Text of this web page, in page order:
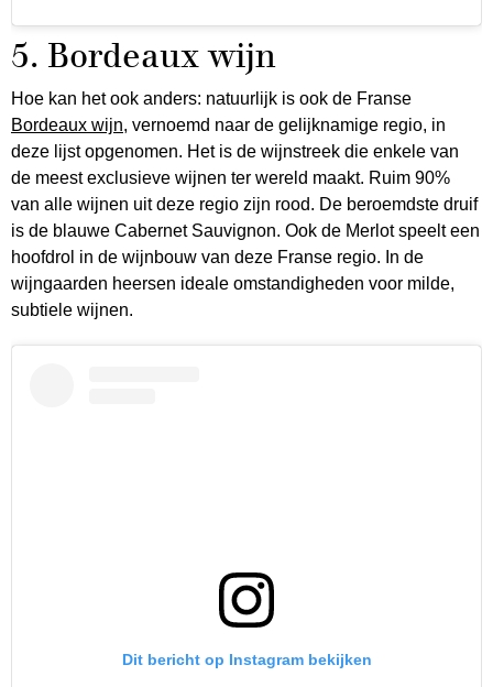
5. Bordeaux wijn
Hoe kan het ook anders: natuurlijk is ook de Franse
Bordeaux wijn, vernoemd naar de gelijknamige regio, in
deze lijst opgenomen. Het is de wijnstreek die enkele van
de meest exclusieve wijnen ter wereld maakt. Ruim 90%
van alle wijnen uit deze regio zijn rood. De beroemdste druif
is de blauwe Cabernet Sauvignon. Ook de Merlot speelt een
hoofdrol in de wijnbouw van deze Franse regio. In de
wijngaarden heersen ideale omstandigheden voor milde,
subtiele wijnen.
Dit bericht op Instagram bekijken